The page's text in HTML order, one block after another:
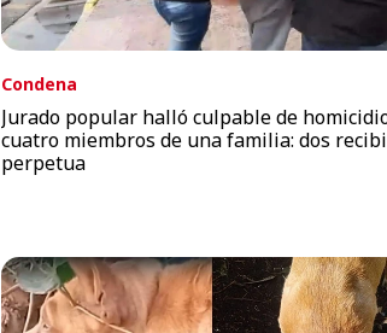
Condena
Jurado popular halló culpable de
cuatro miembros de una familia: dos
perpetua